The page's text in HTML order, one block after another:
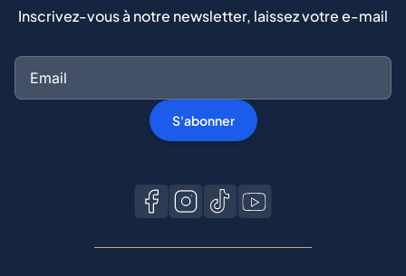
Inscrivez-vous à notre newsletter, laissez votre e-mail
S'abonner